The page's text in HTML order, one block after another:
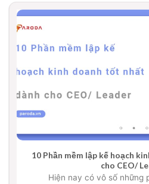
10 Phần mềm lập kế hoạch
cho CEO/
Hiện nay có vô số những